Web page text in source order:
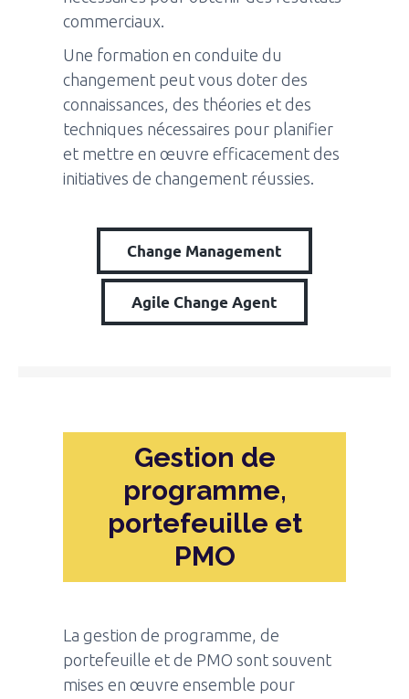
commerciaux.
Une formation en conduite du
changement peut vous doter des
connaissances, des théories et des
techniques nécessaires pour planifier
et mettre en œuvre efficacement des
initiatives de changement réussies.
Change Management
Agile Change Agent
Gestion de
programme,
portefeuille et
PMO
La gestion de programme, de
portefeuille et de PMO sont souvent
mises en œuvre ensemble pour